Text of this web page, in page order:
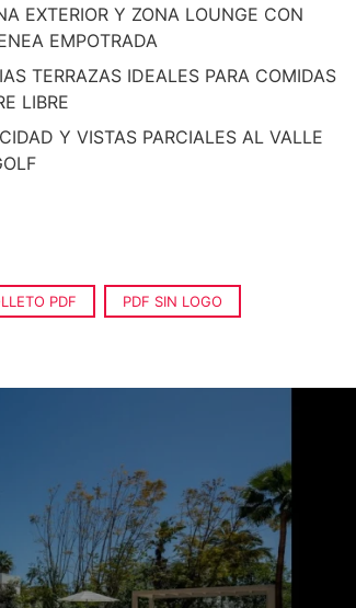
EXTERIOR Y ZONA LOUNGE CON
EMPOTRADA
TERRAZAS IDEALES PARA COMIDAS
LIBRE
Y VISTAS PARCIALES AL VALLE
PDF PDF SIN LOGO